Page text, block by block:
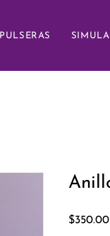
PULSERAS
$350.00